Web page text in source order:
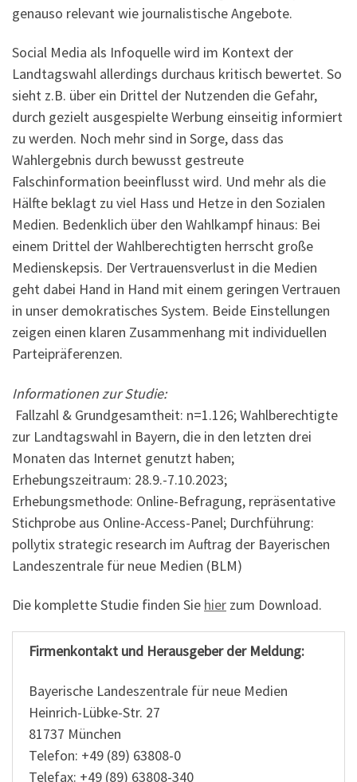
genauso relevant wie journalistische Angebote.
Social Media als Infoquelle wird im Kontext der
Landtagswahl allerdings durchaus kritisch bewertet. So
sieht z.B. über ein Drittel der Nutzenden die Gefahr,
durch gezielt ausgespielte Werbung einseitig informiert
zu werden. Noch mehr sind in Sorge, dass das
Wahlergebnis durch bewusst gestreute
Falschinformation beeinflusst wird. Und mehr als die
Hälfte beklagt zu viel Hass und Hetze in den Sozialen
Medien. Bedenklich über den Wahlkampf hinaus: Bei
einem Drittel der Wahlberechtigten herrscht große
Medienskepsis. Der Vertrauensverlust in die Medien
geht dabei Hand in Hand mit einem geringen Vertrauen
in unser demokratisches System. Beide Einstellungen
zeigen einen klaren Zusammenhang mit individuellen
Parteipräferenzen.
Informationen zur Studie:
Fallzahl & Grundgesamtheit: n=1.126; Wahlberechtigte
zur Landtagswahl in Bayern, die in den letzten drei
Monaten das Internet genutzt haben;
Erhebungszeitraum: 28.9.-7.10.2023;
Erhebungsmethode: Online-Befragung, repräsentative
Stichprobe aus Online-Access-Panel; Durchführung:
pollytix strategic research im Auftrag der Bayerischen
Landeszentrale für neue Medien (BLM)
Die komplette Studie finden Sie hier zum Download.
Firmenkontakt und Herausgeber der Meldung:
Bayerische Landeszentrale für neue Medien
Heinrich-Lübke-Str. 27
81737 München
Telefon: +49 (89) 63808-0
Telefax: +49 (89) 63808-340